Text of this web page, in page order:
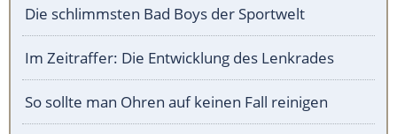
Die schlimmsten Bad Boys der Sportwelt
Im Zeitraffer: Die Entwicklung des Lenkrades
So sollte man Ohren auf keinen Fall reinigen